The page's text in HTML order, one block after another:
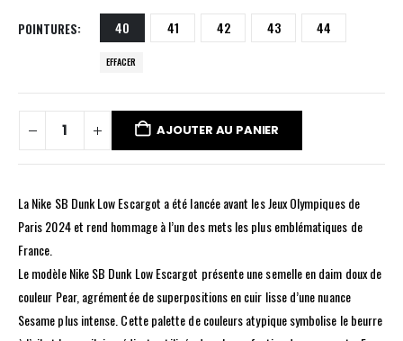
POINTURES 40 41 42 43 44
EFFACER
AJOUTER AU PANIER
La Nike SB Dunk Low Escargot a été lancée avant les Jeux Olympiques de
Paris 2024 et rend hommage à l’un des mets les plus emblématiques de
France.
Le modèle Nike SB Dunk Low Escargot présente une semelle en daim doux de
couleur Pear, agrémentée de superpositions en cuir lisse d’une nuance
Sesame plus intense. Cette palette de couleurs atypique symbolise le beurre